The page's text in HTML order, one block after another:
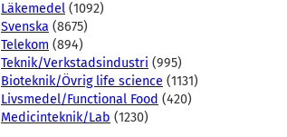
Läkemedel (1092)
Svenska (8675)
Telekom (894)
Teknik/Verkstadsindustri (995)
Bioteknik/Övrig life science (1131)
Livsmedel/Functional Food (420)
Medicinteknik/Lab (1230)